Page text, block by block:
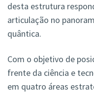
desta estrutura
articulação no
quântica.
Com o objetivo de
frente da ciência e
em quatro áreas